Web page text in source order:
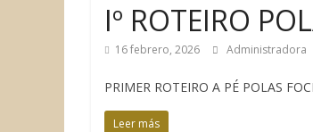
Iº ROTEIRO
16 febrero, 2026 Administradora
PRIMER ROTEIRO A PÉ POLAS
Leer más